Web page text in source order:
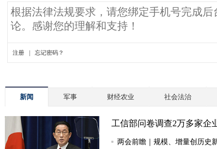
新闻 军事 财经农业 社会法治
工信部问卷调查2万多家企
两会前瞻｜规模、增量创历史